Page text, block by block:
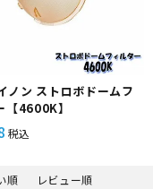
ノン ストロボドームフ
【4600K】
税込
順 レビュー順